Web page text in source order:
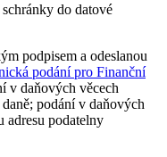
do datové
podpisem a odeslanou
podání pro Finanční
v daňových věcech
podání v daňových
adresu podatelny